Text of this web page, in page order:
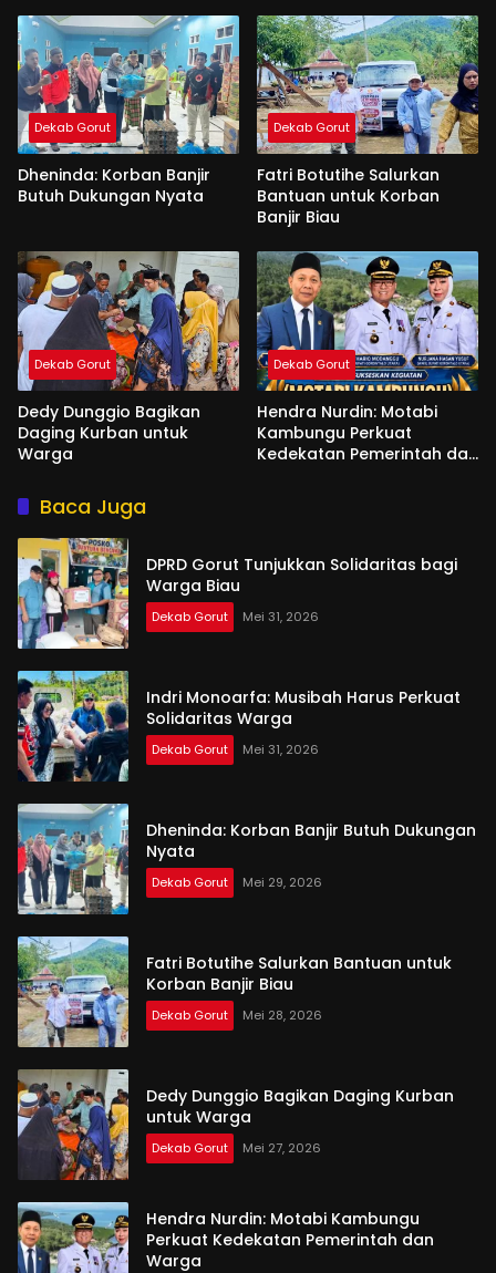
Dekab Gorut
Dheninda: Korban Banjir
Butuh Dukungan Nyata
Dekab Gorut
Fatri Botutihe Salurkan
Bantuan untuk Korban
Banjir Biau
Dekab Gorut
Dedy Dunggio Bagikan
Daging Kurban untuk
Warga
Dekab Gorut
Hendra Nurdin: Motabi
Kambungu Perkuat
Kedekatan Pemerintah dan
Baca Juga
DPRD Gorut Tunjukkan Solidaritas bagi
Warga Biau
Dekab Gorut Mei 31, 2026
Indri Monoarfa: Musibah Harus Perkuat
Solidaritas Warga
Dekab Gorut Mei 31, 2026
Dheninda: Korban Banjir Butuh Dukungan
Nyata
Dekab Gorut Mei 29, 2026
Fatri Botutihe Salurkan Bantuan untuk
Korban Banjir Biau
Dekab Gorut Mei 28, 2026
Dedy Dunggio Bagikan Daging Kurban
untuk Warga
Dekab Gorut Mei 27, 2026
Hendra Nurdin: Motabi Kambungu
Perkuat Kedekatan Pemerintah dan
Warga